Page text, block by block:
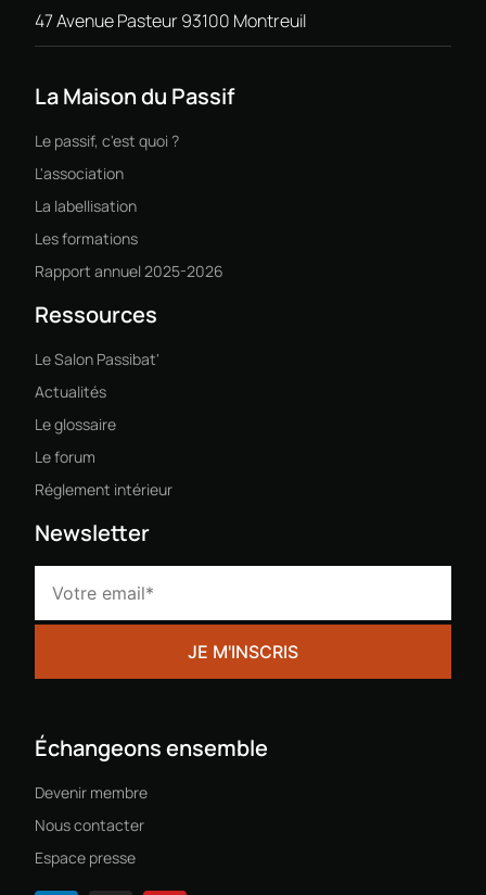
47 Avenue Pasteur 93100 Montreuil
La Maison du Passif
Le passif, c'est quoi ?
L'association
La labellisation
Les formations
Rapport annuel 2025-2026
Ressources
Le Salon Passibat'
Actualités
Le glossaire
Le forum
Réglement intérieur
Newsletter
Échangeons ensemble
Devenir membre
Nous contacter
Espace presse